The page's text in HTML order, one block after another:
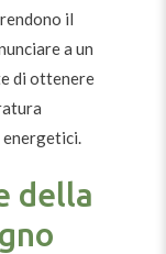
il
a un
di ottenere
energetici.
della